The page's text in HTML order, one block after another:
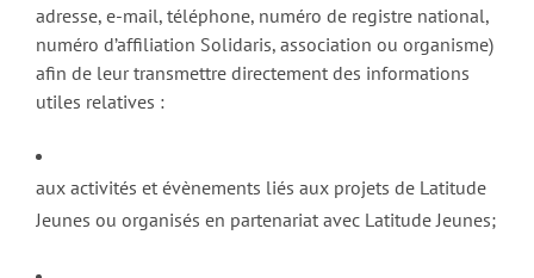
adresse, e-mail, téléphone, numéro de registre national,
numéro d’affiliation Solidaris, association ou organisme)
afin de leur transmettre directement des informations
utiles relatives :
aux activités et évènements liés aux projets de Latitude
Jeunes ou organisés en partenariat avec Latitude Jeunes;